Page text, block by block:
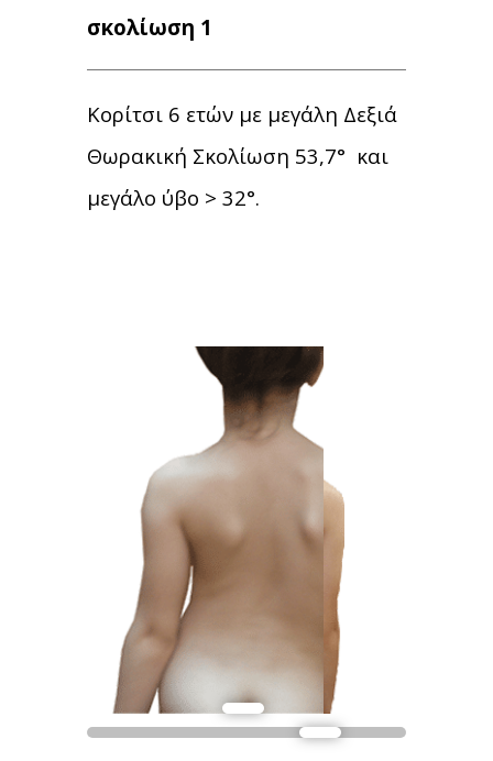
σκολίωση 1
Κορίτσι 6 ετών με μεγάλη Δεξιά
Θωρακική Σκολίωση 53,7° και
μεγάλο ύβο > 32°.